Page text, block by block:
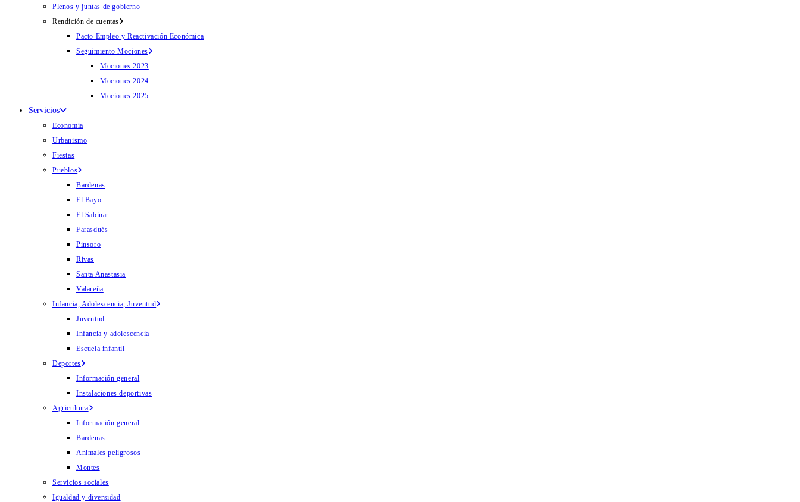
Plenos y juntas de gobierno
Rendición de cuentas
Pacto Empleo y Reactivación Económica
Seguimiento Mociones
Mociones 2023
Mociones 2024
Mociones 2025
Servicios
Economía
Urbanismo
Fiestas
Pueblos
Bardenas
El Bayo
El Sabinar
Farasdués
Pinsoro
Rivas
Santa Anastasia
Valareña
Infancia, Adolescencia, Juventud
Juventud
Infancia y adolescencia
Escuela infantil
Deportes
Información general
Instalaciones deportivas
Agricultura
Información general
Bardenas
Animales peligrosos
Montes
Servicios sociales
Igualdad y diversidad